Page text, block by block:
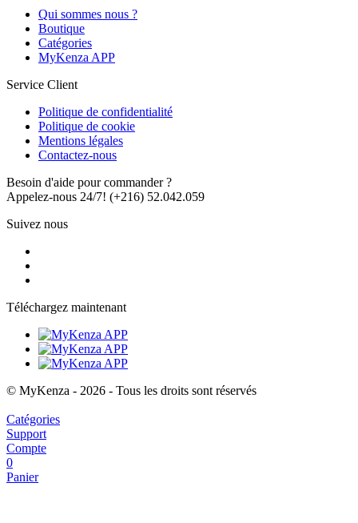
Qui sommes nous ?
Boutique
Catégories
MyKenza APP
Service Client
Politique de confidentialité
Politique de cookie
Mentions légales
Contactez-nous
Besoin d'aide pour commander ?
Appelez-nous 24/7! (+216) 52.042.059
Suivez nous
Téléchargez maintenant
© MyKenza - 2026 - Tous les droits sont réservés
Catégories
Support
Compte
0
Panier